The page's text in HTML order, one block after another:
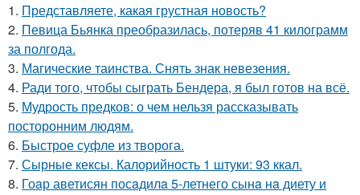
1. Представляете, какая грустная новость?
2. Певица Бьянка преобразилась, потеряв 41 килограмм
за полгода.
3. Магические таинства. Снять знак невезения.
4. Ради того, чтобы сыграть Бендера, я был готов на всё.
5. Мудрость предков: о чем нельзя рассказывать
посторонним людям.
6. Быстрое суфле из творога.
7. Сырные кексы. Калорийность 1 штуки: 93 ккал.
8. Гоaр аветисян посaдилa 5-летнего сынa нa диету и